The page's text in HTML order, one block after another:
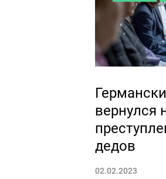
вернулся
дедов
02.02.2023